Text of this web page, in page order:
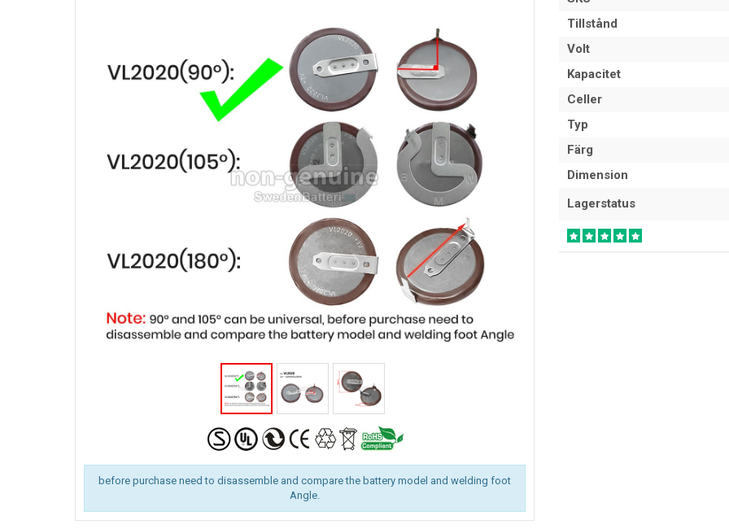
before purchase need to disassemble and compare the battery model and welding foot
Angle.
Tillstånd
Volt
Kapacitet
Celler
Typ
Färg
Dimension
Lagerstatus